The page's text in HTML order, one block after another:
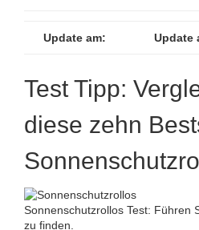
Update am: Update
Test Tipp:
diese zehn
Sonnenschutzrollos Test: Führen
zu finden.